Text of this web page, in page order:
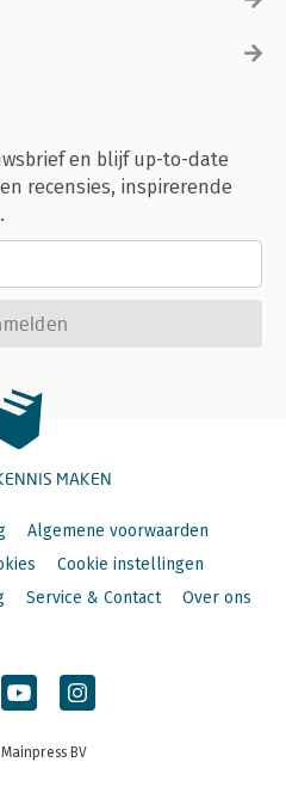
en blijf up-to-date
recensies, inspirerende
MAKEN
Algemene voorwaarden
Cookie instellingen
Service & Contact Over ons
BV